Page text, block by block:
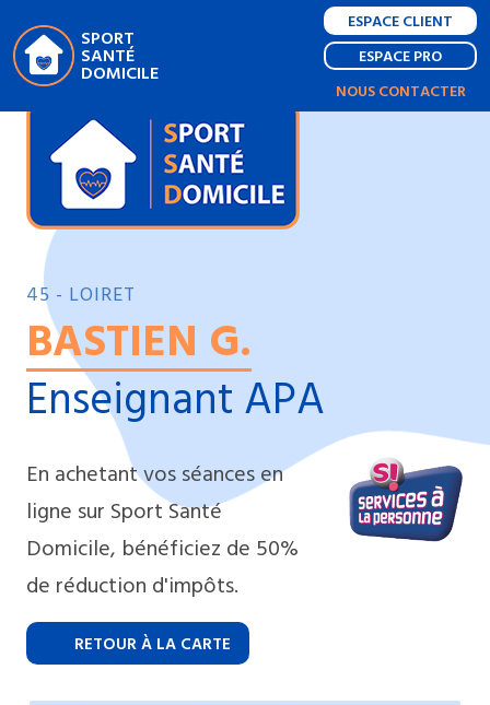
SPORT
SANTÉ
DOMICILE
ESPACE CLIENT
ESPACE PRO
NOUS CONTACTER
45 - LOIRET
BASTIEN G.
Enseignant APA
En achetant vos séances en
ligne sur Sport Santé
Domicile, bénéficiez de 50%
de réduction d'impôts.
RETOUR À LA CARTE